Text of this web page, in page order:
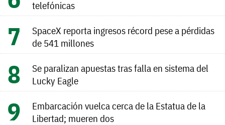
telefónicas
SpaceX reporta ingresos récord pese a pérdidas
de 541 millones
Se paralizan apuestas tras falla en sistema del
Lucky Eagle
Embarcación vuelca cerca de la Estatua de la
Libertad; mueren dos